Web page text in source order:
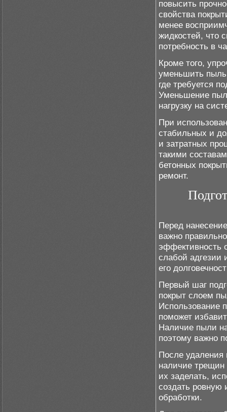
повысить
свойства
менее
жидкостей, что
потребность в
Кроме того,
уменьшить
где требуется
Уменьшение
нагрузку на
При
стабильных и
и затратных
такими
бетонных
ремонт.
Перед
важно
эффективность
слабой адгезии
его
Первый шаг
покрыт слоем
Использование
поможет
Наличие пыли
поэтому важно
После удаления
наличие
их заделать,
создать ровную
обработки.